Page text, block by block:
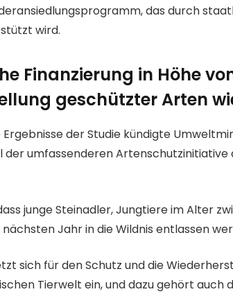
das durch
wird.
Finanzierung in Höhe
geschützter Arten
Ergebnisse der Studie kündigte
der umfassenderen Artenschutzinitiative
junge Steinadler, Jungtiere im Alter
Jahr in die Wildnis entlassen
sich für den Schutz und die
Tierwelt ein, und dazu gehört auch